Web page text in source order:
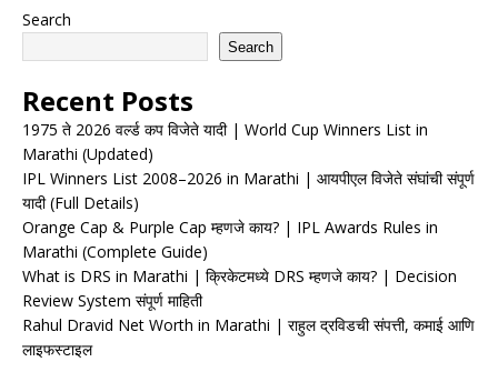
Search
Search
Recent Posts
1975 ते 2026 वर्ल्ड कप विजेते यादी | World Cup Winners List in
Marathi (Updated)
IPL Winners List 2008–2026 in Marathi | आयपीएल विजेते संघांची संपूर्ण
यादी (Full Details)
Orange Cap & Purple Cap म्हणजे काय? | IPL Awards Rules in
Marathi (Complete Guide)
What is DRS in Marathi | क्रिकेटमध्ये DRS म्हणजे काय? | Decision
Review System संपूर्ण माहिती
Rahul Dravid Net Worth in Marathi | राहुल द्रविडची संपत्ती, कमाई आणि
लाइफस्टाइल